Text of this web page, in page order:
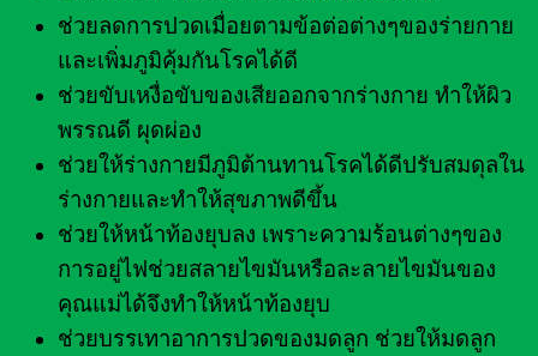
ช่วยลดการปวดเมื่อยตามข้อต่อต่างๆของร่ายกาย
และเพิ่มภูมิคุ้มกันโรคได้ดี
ช่วยขับเหงื่อขับของเสียออกจากร่างกาย ทำให้ผิว
พรรณดี ผุดผ่อง
ช่วยให้ร่างกายมีภูมิต้านทานโรคได้ดีปรับสมดุลใน
ร่างกายและทำให้สุขภาพดีขึ้น
ช่วยให้หน้าท้องยุบลง เพราะความร้อนต่างๆของ
การอยู่ไฟช่วยสลายไขมันหรือละลายไขมันของ
คุณแม่ได้จึงทำให้หน้าท้องยุบ
ช่วยบรรเทาอาการปวดของมดลูก ช่วยให้มดลูก